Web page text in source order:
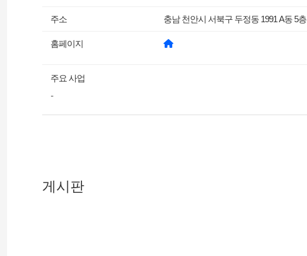
주소 충남 천안시 서북구 두정동 1991 A동 5층
홈페이지
주요 사업
-
게시판